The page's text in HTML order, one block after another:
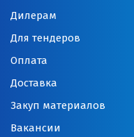
Дилерам
Для тендеров
Оплата
Доставка
Закуп материалов
Вакансии